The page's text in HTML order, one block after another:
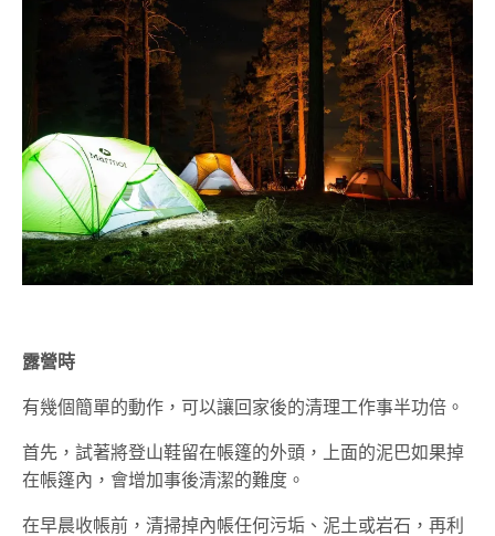
露營時
有幾個簡單的動作，可以讓回家後的清理工作事半功倍。
首先，試著將登山鞋留在帳篷的外頭，上面的泥巴如果掉
在帳篷內，會增加事後清潔的難度。
在早晨收帳前，清掃掉內帳任何污垢、泥土或岩石，再利